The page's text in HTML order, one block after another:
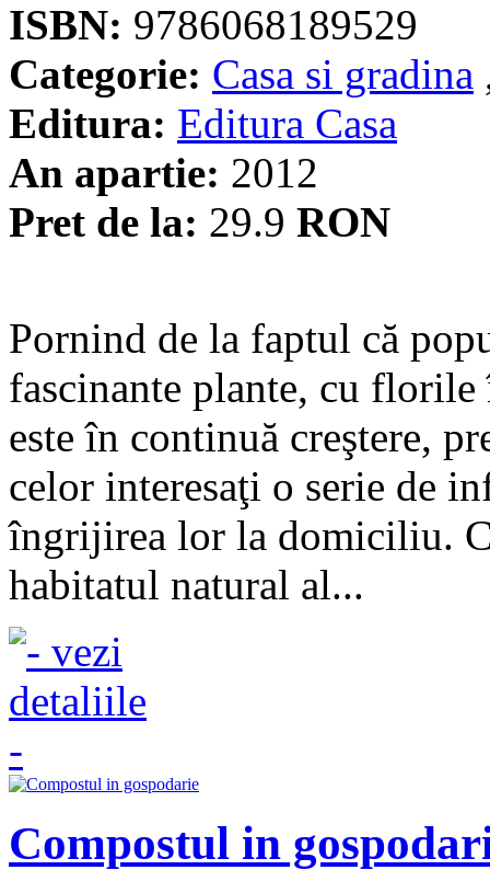
ISBN: 9786068189529
Categorie: Casa si gradina
Editura: Editura Casa
An apartie: 2012
Pret de la: 29.9 RON
Pornind de la faptul că
fascinante plante, cu
este în continuă creştere,
celor interesaţi o serie de
îngrijirea lor la domiciliu.
habitatul natural al...
Compostul in